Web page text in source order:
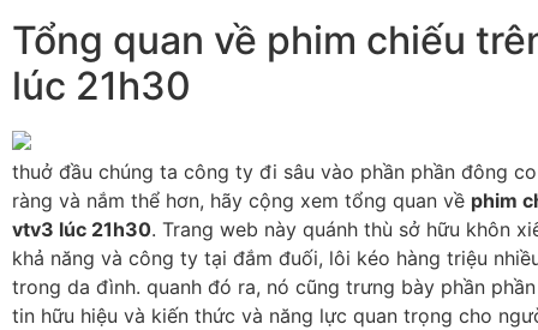
Tổng quan về phim chiếu
lúc 21h30
thuở đầu chúng ta công ty đi sâu vào phần phần đông
ràng và nắm thể hơn, hãy cộng xem tổng quan về phim
vtv3 lúc 21h30. Trang web này quánh thù sở hữu khôn
khả năng và công ty tại đắm đuối, lôi kéo hàng triệu
trong da đình. quanh đó ra, nó cũng trưng bày phần
tin hữu hiệu và kiến thức và năng lực quan trọng cho